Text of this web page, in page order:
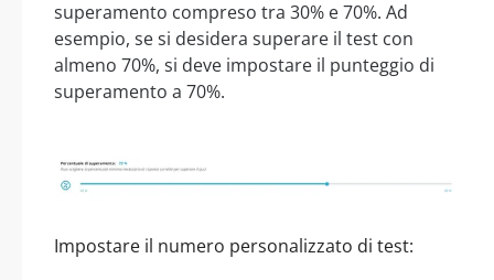
superamento compreso tra 30% e 70%. Ad
esempio, se si desidera superare il test con
almeno 70%, si deve impostare il punteggio di
superamento a 70%.
Impostare il numero personalizzato di test: